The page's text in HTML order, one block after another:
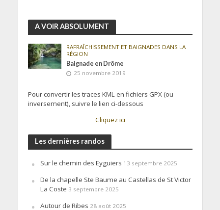
A VOIR ABSOLUMENT
RAFRAÎCHISSEMENT ET BAIGNADES DANS LA
RÉGION
Baignade en Drôme
25 novembre 2019
Pour convertir les traces KML en fichiers GPX (ou
inversement), suivre le lien ci-dessous
Cliquez ici
Les dernières randos
Sur le chemin des Eyguiers 13 septembre 2025
De la chapelle Ste Baume au Castellas de St Victor
La Coste 3 septembre 2025
Autour de Ribes 28 août 2025